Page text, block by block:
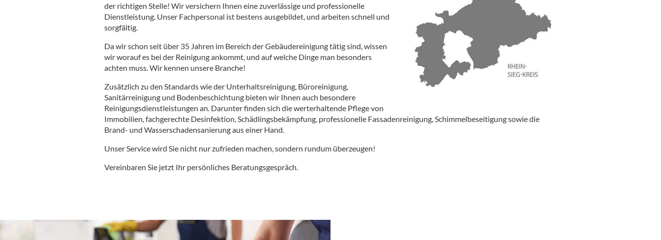
der richtigen Stelle! Wir versichern Ihnen eine zuverlässige und professionelle
Dienstleistung. Unser Fachpersonal ist bestens ausgebildet, und arbeiten schnell und
sorgfältig.
Da wir schon seit über 35 Jahren im Bereich der Gebäudereinigung tätig sind, wissen
wir worauf es bei der Reinigung ankommt, und auf welche Dinge man besonders
achten muss. Wir kennen unsere Branche!
Zusätzlich zu den Standards wie der Unterhaltsreinigung, Büroreinigung,
Sanitärreinigung und Bodenbeschichtung bieten wir Ihnen auch besondere
Reinigungsdienstleistungen an. Darunter finden sich die werterhaltende Pflege von
Immobilien, fachgerechte Desinfektion, Schädlingsbekämpfung, professionelle Fassadenreinigung, Schimmelbeseitigung sowie die
Brand- und Wasserschadensanierung aus einer Hand.
Unser Service wird Sie nicht nur zufrieden machen, sondern rundum überzeugen!
Vereinbaren Sie jetzt Ihr persönliches Beratungsgespräch.